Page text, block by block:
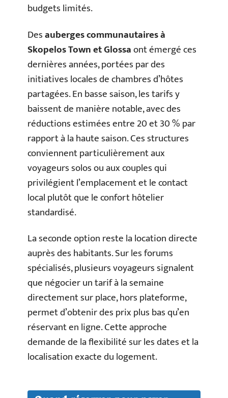
budgets limités.
Desauberges communautaires à
Skopelos Town et Glossaont émergé ces
dernières années, portées par des
initiatives locales de chambres d’hôtes
partagées. En basse saison, les tarifs y
baissent de manière notable, avec des
réductions estimées entre 20 et 30 % par
rapport à la haute saison. Ces structures
conviennent particulièrement aux
voyageurs solos ou aux couples qui
privilégient l’emplacement et le contact
local plutôt que le confort hôtelier
standardisé.
La seconde option reste la location directe
auprès des habitants. Sur les forums
spécialisés, plusieurs voyageurs signalent
que négocier un tarif à la semaine
directement sur place, hors plateforme,
permet d’obtenir des prix plus bas qu’en
réservant en ligne. Cette approche
demande de la flexibilité sur les dates et la
localisation exacte du logement.